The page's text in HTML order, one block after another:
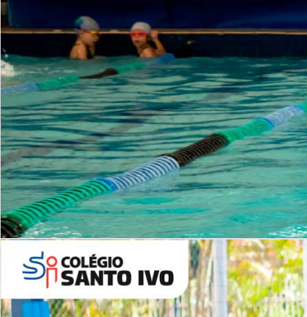
Período Integral | Saiba mais
INSTITUCIONAL